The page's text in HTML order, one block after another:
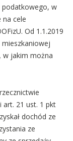
podatkowego, w
cele
Od 1.1.2019
mieszkaniowej
w jakim można
art. 21 ust. 1 pkt
dochód ze
ze